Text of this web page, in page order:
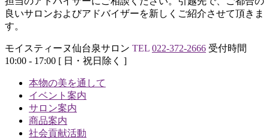
良いサロンおよびアドバイザーを新しくご紹介させて頂きま
す。
モイスティーヌ仙台泉サロン TEL 022-372-2666 受付時間
10:00 - 17:00 [ 日・祝日除く ]
本物の美を通して
イベント案内
サロン案内
商品案内
社会貢献活動